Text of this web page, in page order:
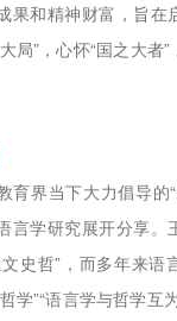
果和精神财富，旨在
局”，心怀“国之大者
育界当下大力倡导的
言学研究展开分享。
史哲”，而多年来语
学”“语言学与哲学互